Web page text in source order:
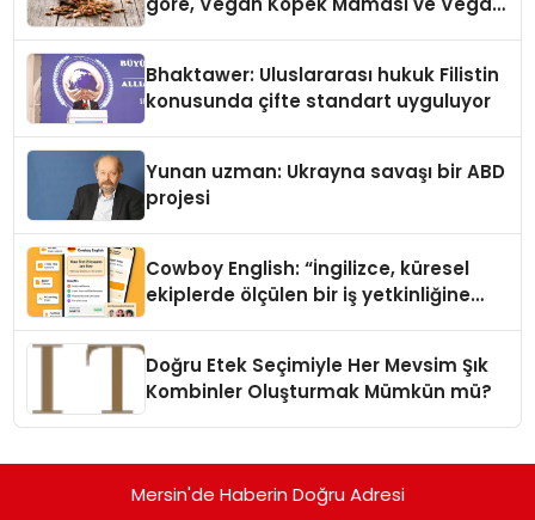
Bhaktawer: Uluslararası hukuk Filistin
konusunda çifte standart uyguluyor
Yunan uzman: Ukrayna savaşı bir ABD
projesi
Cowboy English: “İngilizce, küresel
ekiplerde ölçülen bir iş yetkinliğine
Doğru Etek Seçimiyle Her Mevsim Şık
Kombinler Oluşturmak Mümkün mü?
Mersin'de Haberin Doğru Adresi